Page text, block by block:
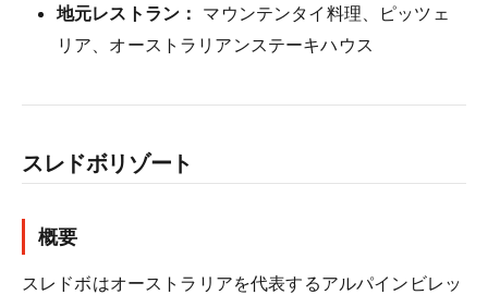
地元レストラン： マウンテンタイ料理、ピッツェ
リア、オーストラリアンステーキハウス
スレドボリゾート
概要
スレドボはオーストラリアを代表するアルパインビレッ